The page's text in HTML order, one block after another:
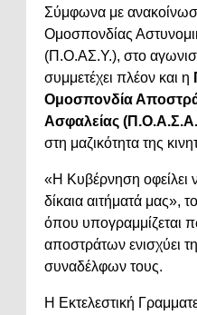
Σύμφωνα με
Ομοσπονδίας
(Π.Ο.ΑΣ.Υ.), στο
συμμετέχει πλέον και η
Ομοσπονδία
Ασφαλείας
στη μαζικότητα της
«Η Κυβέρνηση οφείλει
δίκαια αιτήματά μας»,
όπου υπογραμμίζεται
αποστράτων ενισχύει
συναδέλφων τους.
Η Εκτελεστική